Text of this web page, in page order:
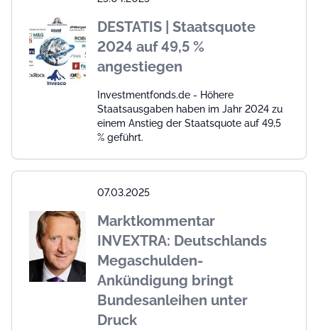
DESTATIS | Staatsquote
2024 auf 49,5 %
angestiegen
Investmentfonds.de - Höhere
Staatsausgaben haben im Jahr 2024 zu
einem Anstieg der Staatsquote auf 49,5
% geführt.
07.03.2025
Marktkommentar
INVEXTRA: Deutschlands
Megaschulden-
Ankündigung bringt
Bundesanleihen unter
Druck